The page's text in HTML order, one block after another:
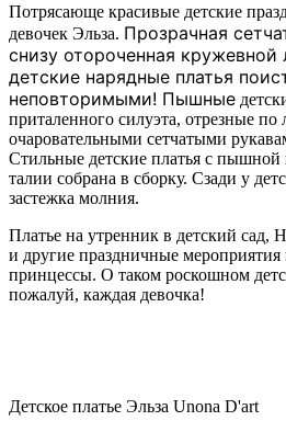
Потрясающе красивые детские
девочек Эльза. Прозрачная
снизу отороченная кружевной
детские нарядные платья
неповторимыми! Пышные
приталенного силуэта, отрезные по
очаровательными сетчатыми
Стильные детские платья с
талии собрана в сборку. Сзади у
застежка молния.
Платье на утренник в детский
и другие праздничные
принцессы. О таком роскошном
пожалуй, каждая девочка!
Детское платье Эльза Unona D'art